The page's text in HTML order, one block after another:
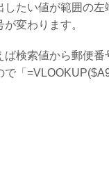
したい値が範囲の
が変わります。
ば検索値から郵便
で「